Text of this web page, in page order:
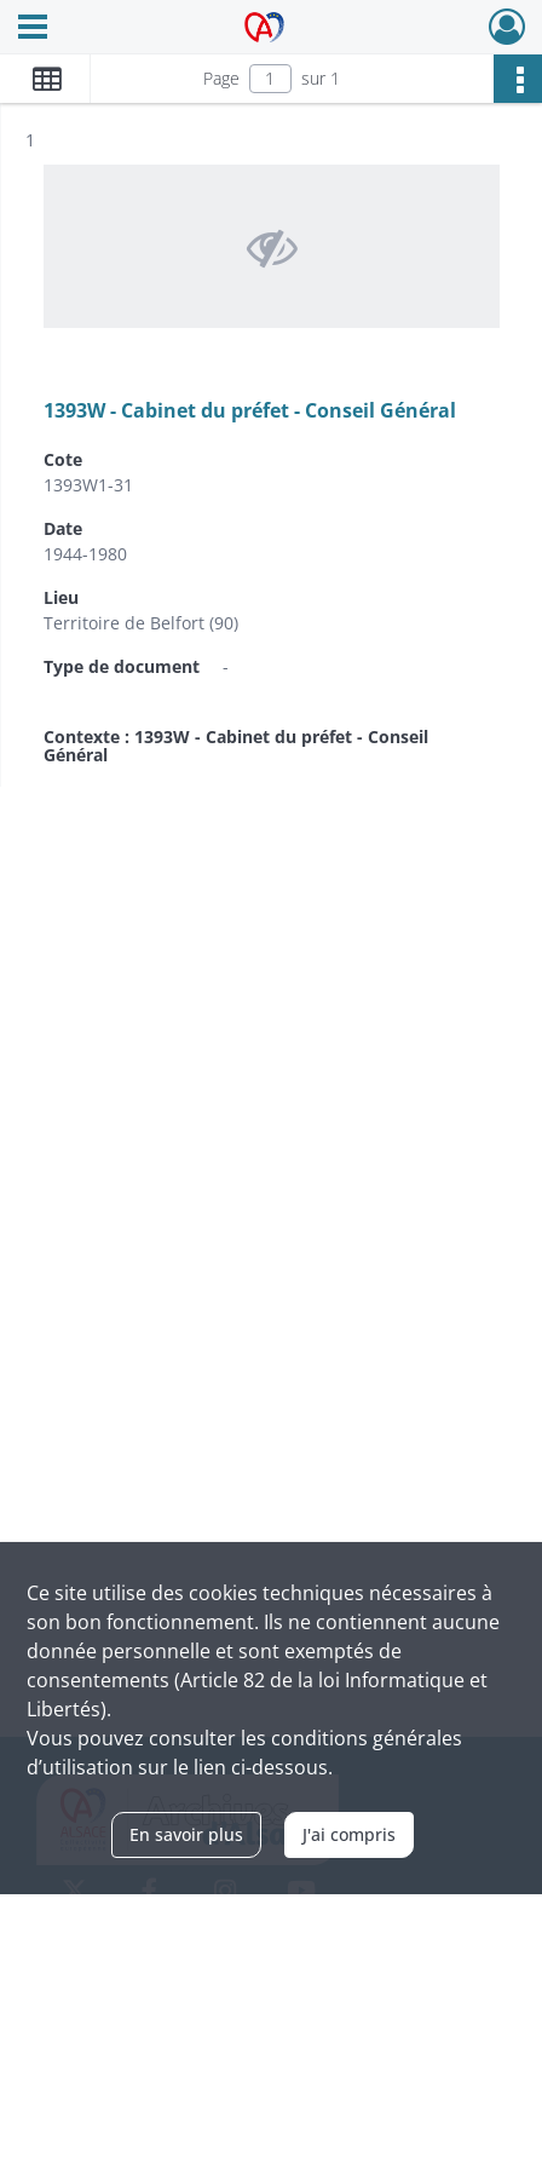
Archives Alsace - Colmar
Ouvrir le menu déroulant
Page sur 1
Résultat n°
1
1393W - Cabinet du préfet - Conseil Général
Cote
1393W1-31
Date
1944-1980
Lieu
Territoire de Belfort (90)
Type de document
-
Contexte : 1393W - Cabinet du préfet - Conseil
Général
Ce site utilise des cookies techniques nécessaires à
son bon fonctionnement. Ils ne contiennent aucune
donnée personnelle et sont exemptés de
consentements (Article 82 de la loi Informatique et
Libertés).
Vous pouvez consulter les conditions générales
d’utilisation sur le lien ci-dessous.
En savoir plus J'ai compris